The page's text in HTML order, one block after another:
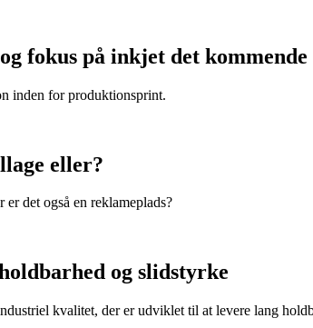
fokus på inkjet det
inden for produktionsprint.
eller?
det også en reklameplads?
og slidstyrke
kvalitet, der er udviklet til at levere lang